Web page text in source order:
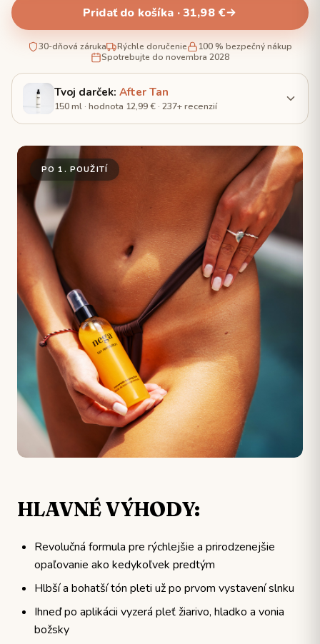
Pridať do košíka · 31,98 €
30-dňová záruka Rýchle doručenie
100 % bezpečný nákup
Spotrebujte do novembra 2028
Tvoj darček: After Tan
150 ml · hodnota 12,99 € · 237+ recenzií
HLAVNÉ VÝHODY:
Revolučná formula pre rýchlejšie a prirodzenejšie
opaľovanie ako kedykoľvek predtým
Hlbší a bohatší tón pleti už po prvom vystavení slnku
Ihneď po aplikácii vyzerá pleť žiarivo, hladko a vonia
božsky